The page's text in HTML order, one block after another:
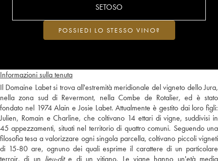
Informazioni sulla tenuta
Il Domaine Labet si trova all'estremità meridionale del vigneto dello Jura,
nella zona sud di Revermont, nella Combe de Rotalier, ed è stato
fondato nel 1974 Alain e Josie Labet. Attualmente è gestito dai loro figli:
Julien, Romain e Charline, che coltivano 14 ettari di vigne, suddivisi in
45 appezzamenti, situati nel territorio di quattro comuni. Seguendo una
filosofia tesa a valorizzare ogni singola parcella, coltivano piccoli vigneti
di 15-80 are, ognuno dei quali esprime il carattere di un particolare
terroir, di un lieu-dite di un vitigno. Le vigne hanno un'età media
SETOSO
POSSIEDI LO STESSO VINO?